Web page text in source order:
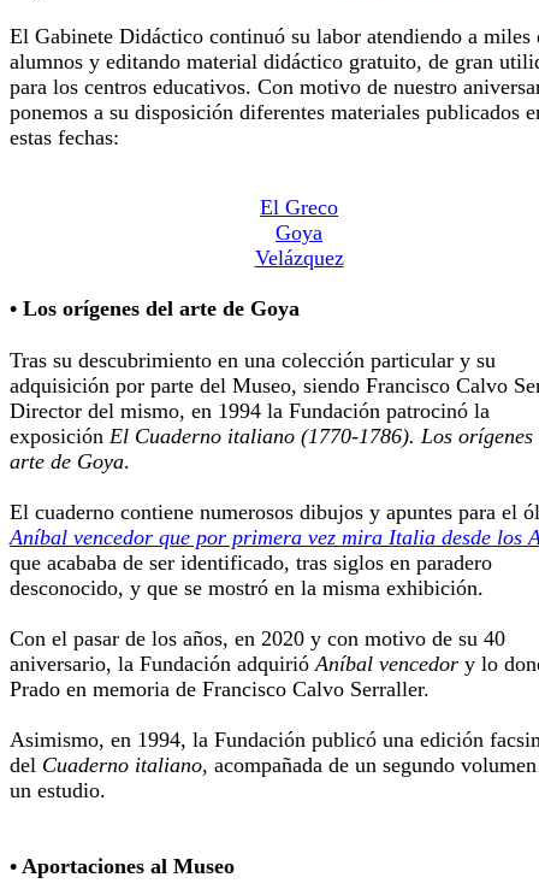
El Gabinete Didáctico continuó su labor atendiendo a miles
alumnos y editando material didáctico gratuito, de gran
para los centros educativos. Con motivo de nuestro
ponemos a su disposición diferentes materiales publicados
estas fechas:
El Greco
Goya
Velázquez
• Los orígenes del arte de Goya
Tras su descubrimiento en una colección particular y su
adquisición por parte del Museo, siendo Francisco Calvo
Director del mismo, en 1994 la Fundación patrocinó la
exposición El Cuaderno italiano (1770-1786). Los orígenes
arte de Goya.
El cuaderno contiene numerosos dibujos y apuntes para el
Aníbal vencedor que por primera vez mira Italia desde los
que acababa de ser identificado, tras siglos en paradero
desconocido, y que se mostró en la misma exhibición.
Con el pasar de los años, en 2020 y con motivo de su 40
aniversario, la Fundación adquirió Aníbal vencedor y lo
Prado en memoria de Francisco Calvo Serraller.
Asimismo, en 1994, la Fundación publicó una edición
del Cuaderno italiano, acompañada de un segundo
un estudio.
• Aportaciones al Museo